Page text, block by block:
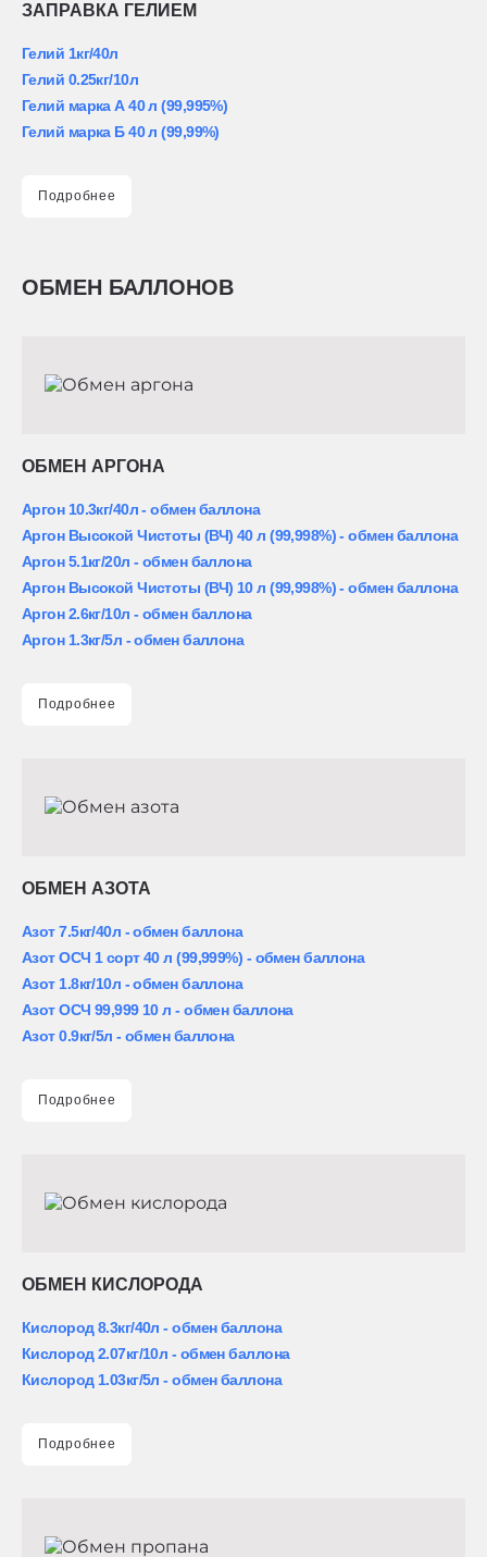
ЗАПРАВКА ГЕЛИЕМ
Гелий 1кг/40л
Гелий 0.25кг/10л
Гелий марка А 40 л (99,995%)
Гелий марка Б 40 л (99,99%)
Подробнее
ОБМЕН БАЛЛОНОВ
ОБМЕН АРГОНА
Аргон 10.3кг/40л - обмен баллона
Аргон Высокой Чистоты (ВЧ) 40 л (99,998%) - обмен баллона
Аргон 5.1кг/20л - обмен баллона
Аргон Высокой Чистоты (ВЧ) 10 л (99,998%) - обмен баллона
Аргон 2.6кг/10л - обмен баллона
Аргон 1.3кг/5л - обмен баллона
Подробнее
ОБМЕН АЗОТА
Азот 7.5кг/40л - обмен баллона
Азот ОСЧ 1 сорт 40 л (99,999%) - обмен баллона
Азот 1.8кг/10л - обмен баллона
Азот ОСЧ 99,999 10 л - обмен баллона
Азот 0.9кг/5л - обмен баллона
Подробнее
ОБМЕН КИСЛОРОДА
Кислород 8.3кг/40л - обмен баллона
Кислород 2.07кг/10л - обмен баллона
Кислород 1.03кг/5л - обмен баллона
Подробнее